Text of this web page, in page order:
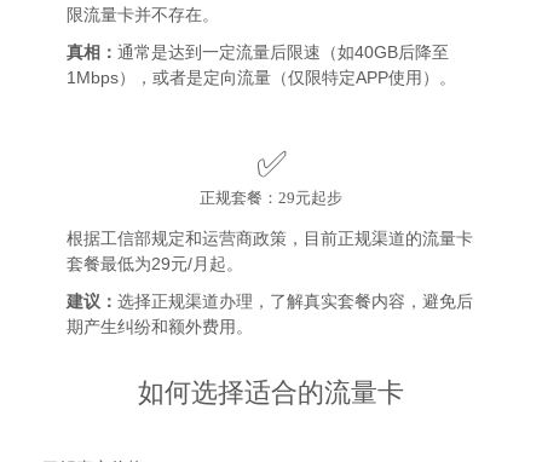
限流量卡并不存在。
真相： 通常是达到一定流量后限速（如40GB后降至
1Mbps），或者是定向流量（仅限特定APP使用）。
✅
正规套餐：29元起步
根据工信部规定和运营商政策，目前正规渠道的流量卡
套餐最低为29元/月起。
建议： 选择正规渠道办理，了解真实套餐内容，避免后
期产生纠纷和额外费用。
如何选择适合的流量卡